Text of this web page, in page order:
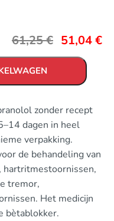
61,25€ 51,04€
zonder recept
dagen in heel
verpakking.
de behandeling van
hartritmestoornissen,
tremor,
Het medicijn
bètablokker.